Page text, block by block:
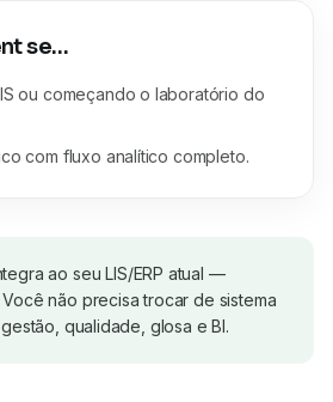
se…
ou começando o laboratório do
com fluxo analítico completo.
ao seu LIS/ERP atual —
Você não precisa trocar de sistema
qualidade, glosa e BI.